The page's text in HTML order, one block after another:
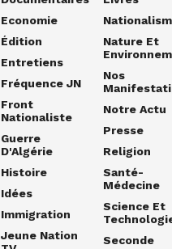
Economie
Édition
Entretiens
Fréquence JN
Front
Nationaliste
Guerre
D'Algérie
Histoire
Idées
Immigration
Jeune Nation
Nature Et
Nos
Notre Actu
Presse
Religion
Santé-
Médecine
Science Et
Seconde